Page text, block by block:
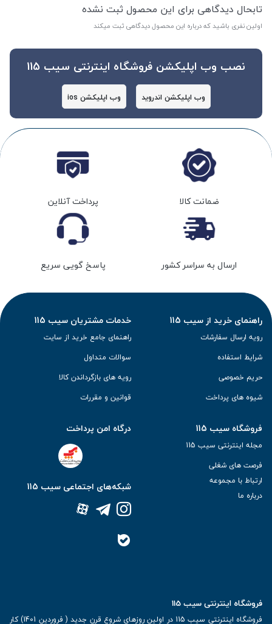
تابحال دیدگاهی برای این محصول ثبت نشده
اولین نفری باشید که درباره این محصول دیدگاهی ثبت میکند
نصب وب اپلیکشن فروشگاه اینترنتی سیب 115
وب اپلیکشن اندروید وب اپلیکشن ios
ضمانت کالا پرداخت آنلاین
ارسال به سراسر کشور پاسخ گویی سریع
راهنمای خرید از سیب 115
رویه ارسال سفارشات
شرایط استفاده
حریم خصوصی
شیوه های پرداخت
خدمات مشتریان سیب 115
راهنمای جامع خرید از سایت
سوالات متداول
رویه های بازگرداندن کالا
قوانین و مقررات
فروشگاه سیب 115
مجله اینترنتی سیب 115
فرصت های شغلی
ارتباط با مجموعه
درباره ما
درگاه امن پرداخت
شبکه‌های اجتماعی سیب 115
فروشگاه اینترنتی سیب 115
فروشگاه اینترنتی سیب 115 در اولین روزهای شروع قرن جدید ( فروردین 1401) کار